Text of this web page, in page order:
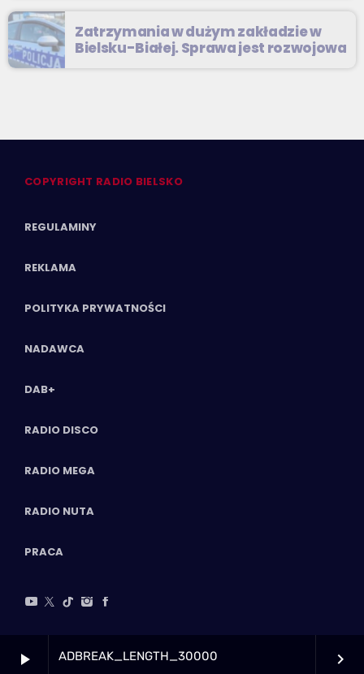
play_arrow ADBREAK_LENGTH_30000 keyboard_arrow_right
Zatrzymania w dużym zakładzie w
Bielsku-Białej. Sprawa jest rozwojowa
COPYRIGHT RADIO BIELSKO
REGULAMINY
REKLAMA
POLITYKA PRYWATNOŚCI
NADAWCA
DAB+
RADIO DISCO
RADIO MEGA
RADIO NUTA
PRACA